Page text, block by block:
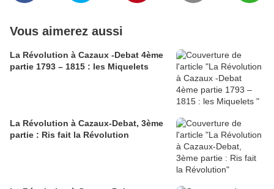
Vous aimerez aussi
La Révolution à Cazaux -Debat 4ème
partie 1793 – 1815 : les Miquelets
La Révolution à Cazaux-Debat, 3ème
partie : Ris fait la Révolution